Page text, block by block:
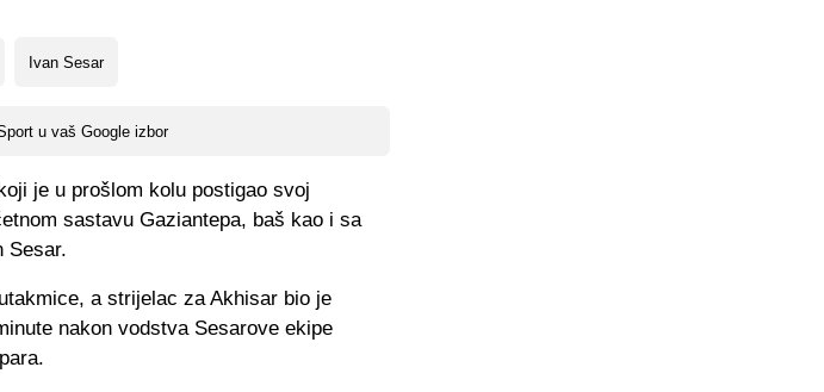
Ivan Sesar
u vaš Google izbor
je u prošlom kolu postigao svoj
sastavu Gaziantepa, baš kao i sa
Sesar.
a strijelac za Akhisar bio je
nakon vodstva Sesarove ekipe